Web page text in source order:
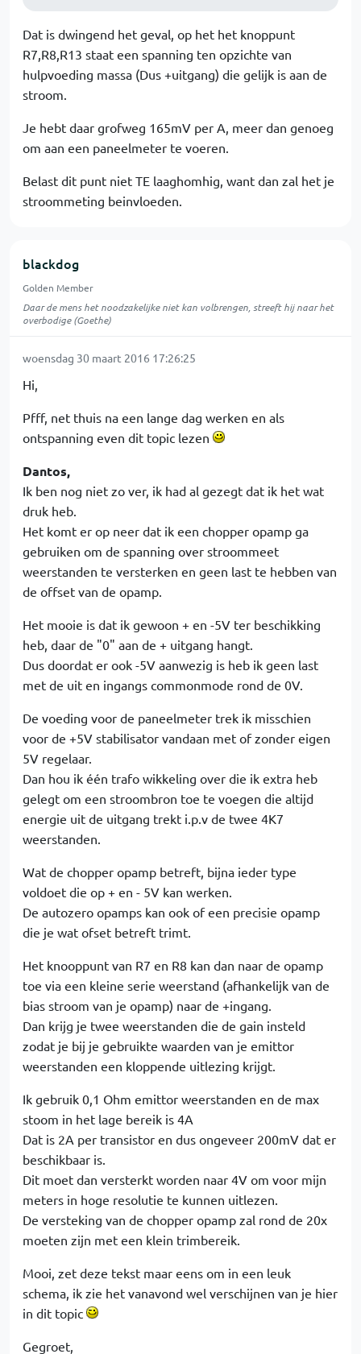
Dat is dwingend het geval, op het het knoppunt
R7,R8,R13 staat een spanning ten opzichte van
hulpvoeding massa (Dus +uitgang) die gelijk is aan de
stroom.
Je hebt daar grofweg 165mV per A, meer dan genoeg
om aan een paneelmeter te voeren.
Belast dit punt niet TE laaghomhig, want dan zal het je
stroommeting beinvloeden.
blackdog
Golden Member
Daar de mens het noodzakelijke niet kan volbrengen, streeft hij naar het
overbodige (Goethe)
woensdag 30 maart 2016 17:26:25
Hi,
Pfff, net thuis na een lange dag werken en als
ontspanning even dit topic lezen
Dantos,
Ik ben nog niet zo ver, ik had al gezegt dat ik het wat
druk heb.
Het komt er op neer dat ik een chopper opamp ga
gebruiken om de spanning over stroommeet
weerstanden te versterken en geen last te hebben van
de offset van de opamp.
Het mooie is dat ik gewoon + en -5V ter beschikking
heb, daar de "0" aan de + uitgang hangt.
Dus doordat er ook -5V aanwezig is heb ik geen last
met de uit en ingangs commonmode rond de 0V.
De voeding voor de paneelmeter trek ik misschien
voor de +5V stabilisator vandaan met of zonder eigen
5V regelaar.
Dan hou ik één trafo wikkeling over die ik extra heb
gelegt om een stroombron toe te voegen die altijd
energie uit de uitgang trekt i.p.v de twee 4K7
weerstanden.
Wat de chopper opamp betreft, bijna ieder type
voldoet die op + en - 5V kan werken.
De autozero opamps kan ook of een precisie opamp
die je wat ofset betreft trimt.
Het knooppunt van R7 en R8 kan dan naar de opamp
toe via een kleine serie weerstand (afhankelijk van de
bias stroom van je opamp) naar de +ingang.
Dan krijg je twee weerstanden die de gain insteld
zodat je bij je gebruikte waarden van je emittor
weerstanden een kloppende uitlezing krijgt.
Ik gebruik 0,1 Ohm emittor weerstanden en de max
stoom in het lage bereik is 4A
Dat is 2A per transistor en dus ongeveer 200mV dat er
beschikbaar is.
Dit moet dan versterkt worden naar 4V om voor mijn
meters in hoge resolutie te kunnen uitlezen.
De versteking van de chopper opamp zal rond de 20x
moeten zijn met een klein trimbereik.
Mooi, zet deze tekst maar eens om in een leuk
schema, ik zie het vanavond wel verschijnen van je hier
in dit topic
Gegroet,